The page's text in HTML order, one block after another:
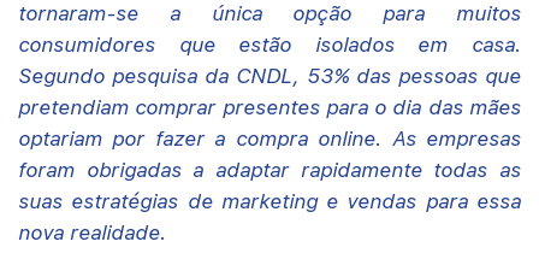
tornaram-se a única opção para muitos
consumidores que estão isolados em casa.
Segundo pesquisa da CNDL, 53% das pessoas que
pretendiam comprar presentes para o dia das mães
optariam por fazer a compra online. As empresas
foram obrigadas a adaptar rapidamente todas as
suas estratégias de marketing e vendas para essa
nova realidade.